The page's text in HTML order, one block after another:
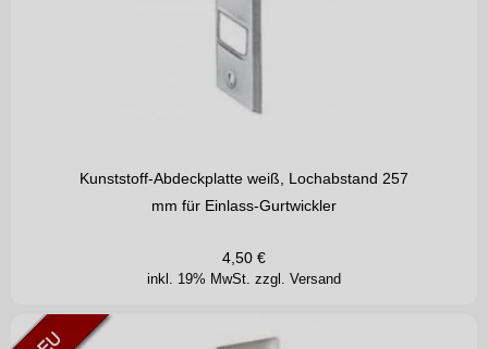
Kunststoff-Abdeckplatte weiß, Lochabstand 257
mm für Einlass-Gurtwickler
inkl. 19% MwSt. zzgl. Versand
4,50 €